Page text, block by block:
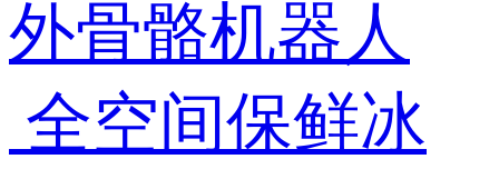
外骨骼机器人
全空间保鲜冰